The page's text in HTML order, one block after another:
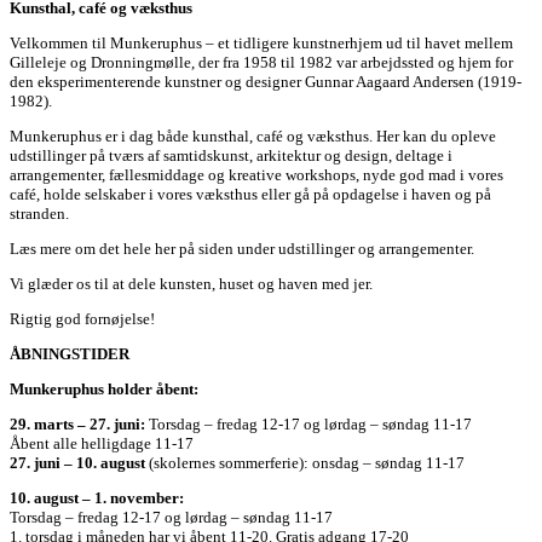
Kunsthal, café og væksthus
Velkommen til Munkeruphus – et tidligere kunstnerhjem ud til havet mellem
Gilleleje og Dronningmølle, der fra 1958 til 1982 var arbejdssted og hjem for
den eksperimenterende kunstner og designer Gunnar Aagaard Andersen (1919-
1982).
Munkeruphus er i dag både kunsthal, café og væksthus. Her kan du opleve
udstillinger på tværs af samtidskunst, arkitektur og design, deltage i
arrangementer, fællesmiddage og kreative workshops, nyde god mad i vores
café, holde selskaber i vores væksthus eller gå på opdagelse i haven og på
stranden.
Læs mere om det hele her på siden under udstillinger og arrangementer.
Vi glæder os til at dele kunsten, huset og haven med jer.
Rigtig god fornøjelse!
ÅBNINGSTIDER
Munkeruphus holder åbent:
29. marts – 27. juni: Torsdag – fredag 12-17 og lørdag – søndag 11-17
Åbent alle helligdage 11-17
27. juni – 10. august (skolernes sommerferie): onsdag – søndag 11-17
10. august – 1. november:
Torsdag – fredag 12-17 og lørdag – søndag 11-17
1. torsdag i måneden har vi åbent 11-20. Gratis adgang 17-20